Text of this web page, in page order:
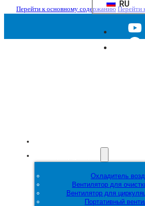
Перейти к основному содержанию Перейти
RU
Охладитель
Вентилятор для
Вентилятор для
Портативный